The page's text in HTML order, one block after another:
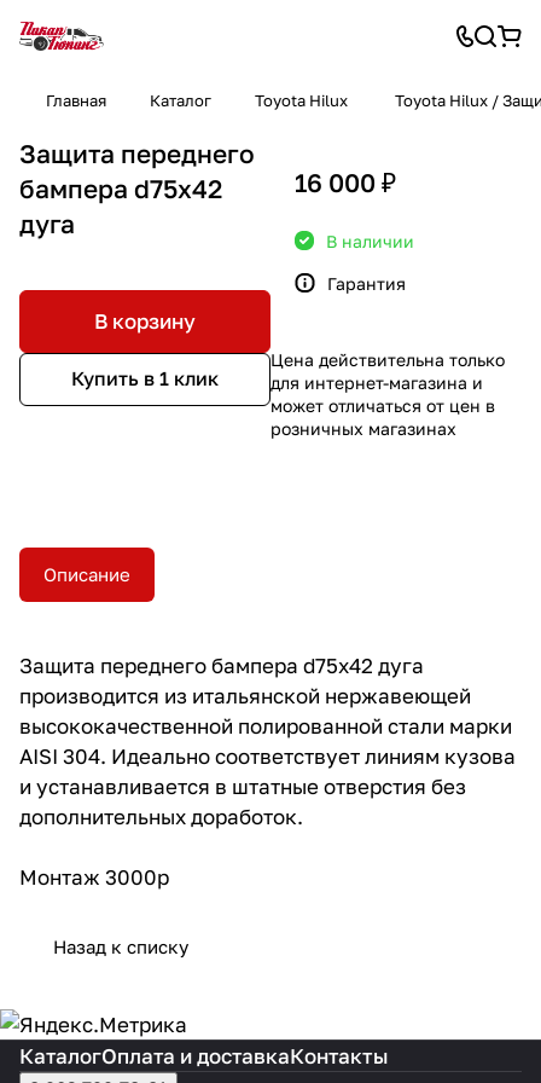
Главная Каталог Toyota Hilux Toyota Hilux /
Защита переднего
бампера d75х42
дуга
В корзину
Купить в 1 клик
16 000 ₽
В наличии
Гарантия
Цена действительна только
для интернет-магазина и
может отличаться от цен в
розничных магазинах
Описание
Защита переднего бампера d75х42 дуга
производится из итальянской нержавеющей
высококачественной полированной стали марки
AISI 304. Идеально соответствует линиям кузова
и устанавливается в штатные отверстия без
дополнительных доработок.
Монтаж 3000р
Назад к списку
КаталогОплата и доставкаКонтакты